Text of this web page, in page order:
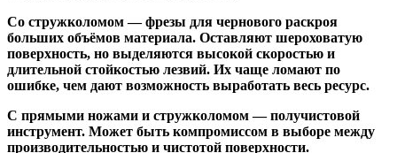
Со стружколомом— фрезы для чернового раскроя
больших объёмов материала. Оставляют шероховатую
поверхность, но выделяются высокой скоростью и
длительной стойкостью лезвий. Их чаще ломают по
ошибке, чем дают возможность выработать весь ресурс.
С прямыми ножами и стружколомом— получистовой
инструмент. Может быть компромиссом в выборе между
производительностью и чистотой поверхности.